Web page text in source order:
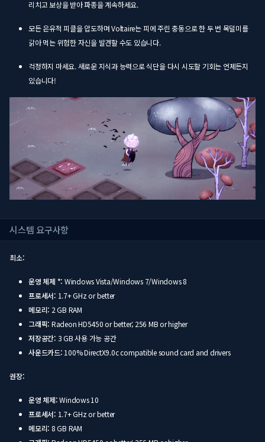
리치고 보상을 받아 파종을 계속하세요.
모든 은유적 피클을 압도하며 Voltaire는 피에 주린 충동으로 한 두 번 목덜미를
갉아 먹는 위험한 자신을 발견할 수도 있습니다.
걱정하지 마세요. 새로운 지식과 능력으로 식단을 다시 시도할 기회는 언제든지
있습니다!
시스템 요구사항
최소:
운영 체제 *: Windows Vista/Windows 7/Windows 8
프로세서: 1.7+ GHz or better
메모리: 2 GB RAM
그래픽: Radeon HD5450 or better; 256 MB or higher
저장공간: 3 GB 사용 가능 공간
사운드카드: 100% DirectX9.0c compatible sound card and drivers
권장:
운영 체제:Windows 10
프로세서: 1.7+ GHz or better
메모리: 8 GB RAM